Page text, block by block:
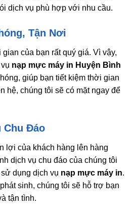
dịch vụ phù hợp với nhu cầu.
Tận Nơi
của bạn rất quý giá. Vì vậy,
nạp mực máy in Huyện Bình
giúp bạn tiết kiệm thời gian
hệ, chúng tôi sẽ có mặt ngay để
Chu Đáo
lợi của khách hàng lên hàng
dịch vụ chu đáo của chúng tôi
dụng dịch vụ nạp mực máy in.
sinh, chúng tôi sẽ hỗ trợ bạn
tận tình.